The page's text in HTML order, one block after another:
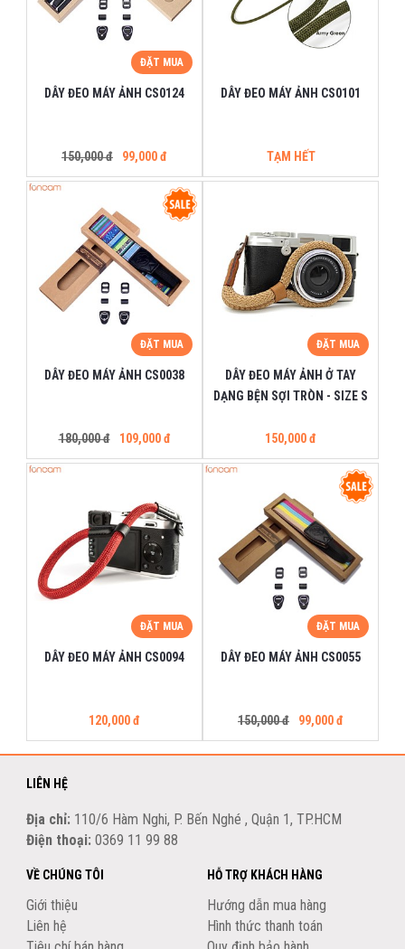
ĐẶT MUA
DÂY ĐEO MÁY ẢNH CS0124
150,000 đ 99,000 đ
DÂY ĐEO MÁY ẢNH CS0101
TẠM HẾT
ĐẶT MUA
DÂY ĐEO MÁY ẢNH CS0038
180,000 đ 109,000 đ
ĐẶT MUA
DÂY ĐEO MÁY ẢNH Ở TAY
DẠNG BỆN SỢI TRÒN - SIZE S
150,000 đ
ĐẶT MUA
DÂY ĐEO MÁY ẢNH CS0094
120,000 đ
ĐẶT MUA
DÂY ĐEO MÁY ẢNH CS0055
150,000 đ 99,000 đ
LIÊN HỆ
Địa chỉ: 110/6 Hàm Nghi, P. Bến Nghé , Quận 1, TP.HCM
Điện thoại: 0369 11 99 88
VỀ CHÚNG TÔI
Giới thiệu
Liên hệ
HỖ TRỢ KHÁCH HÀNG
Hướng dẫn mua hàng
Hình thức thanh toán